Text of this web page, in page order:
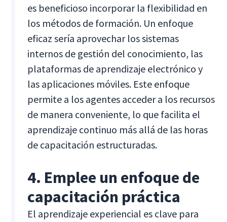
es beneficioso incorporar la flexibilidad en
los métodos de formación. Un enfoque
eficaz sería aprovechar los sistemas
internos de gestión del conocimiento, las
plataformas de aprendizaje electrónico y
las aplicaciones móviles. Este enfoque
permite a los agentes acceder a los recursos
de manera conveniente, lo que facilita el
aprendizaje continuo más allá de las horas
de capacitación estructuradas.
4. Emplee un enfoque de
capacitación práctica
El aprendizaje experiencial es clave para